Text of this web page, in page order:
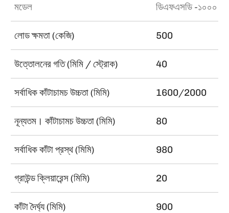
মডেল ডিএফএসডি -১০০০
লোড ক্ষমতা (কেজি) 500
উত্তোলনের গতি (মিমি / স্ট্রোক) 40
সর্বাধিক কাঁটাচামচ উচ্চতা (মিমি) 1600/2000
নূন্যতম। কাঁটাচামচ উচ্চতা (মিমি) 80
সর্বাধিক কাঁটা প্রস্থ (মিমি) 980
গ্রাউন্ড ক্লিয়ারেন্স (মিমি) 20
কাঁটা দৈর্ঘ্য (মিমি) 900